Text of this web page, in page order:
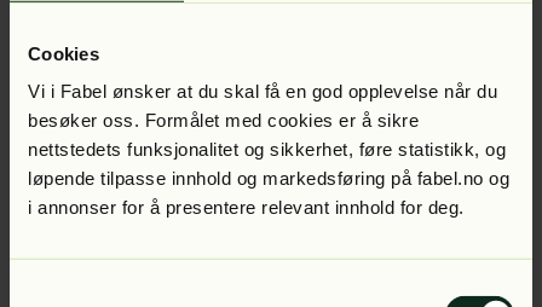
Cookies
Vi i Fabel ønsker at du skal få en god opplevelse når du
besøker oss. Formålet med cookies er å sikre
nettstedets funksjonalitet og sikkerhet, føre statistikk, og
løpende tilpasse innhold og markedsføring på fabel.no og
i annonser for å presentere relevant innhold for deg.